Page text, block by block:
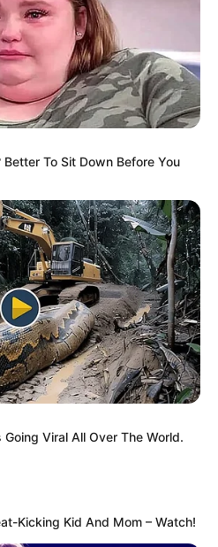
Wanderregionen
zu
mitRennsteig,
für alle Bundesländer
Better To Sit Down Before You
Viral All Over The World.
Kicking Kid And Mom – Watch!